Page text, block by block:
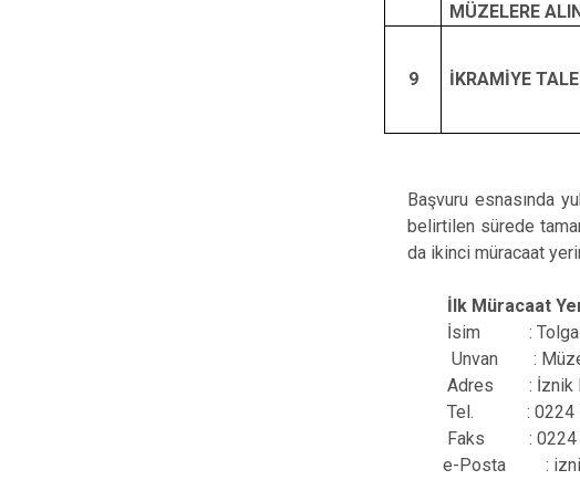
MÜZELERE
9 İKRAMİYE
Başvuru esnasında
belirtilen sürede
da ikinci müracaat
İlk
İsim :
Unvan :
Adres :
Tel. :
Faks :
e-Posta :